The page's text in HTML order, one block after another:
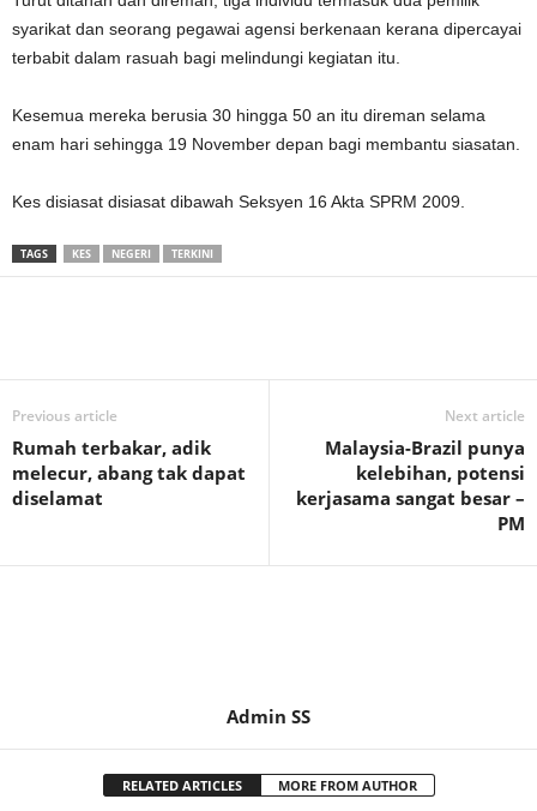
syarikat dan seorang pegawai agensi berkenaan kerana dipercayai
terbabit dalam rasuah bagi melindungi kegiatan itu.
Kesemua mereka berusia 30 hingga 50 an itu direman selama
enam hari sehingga 19 November depan bagi membantu siasatan.
Kes disiasat disiasat dibawah Seksyen 16 Akta SPRM 2009.
TAGS KES NEGERI TERKINI
Previous article
Rumah terbakar, adik
melecur, abang tak dapat
diselamat
Next article
Malaysia-Brazil punya
kelebihan, potensi
kerjasama sangat besar –
PM
Admin SS
RELATED ARTICLES MORE FROM AUTHOR